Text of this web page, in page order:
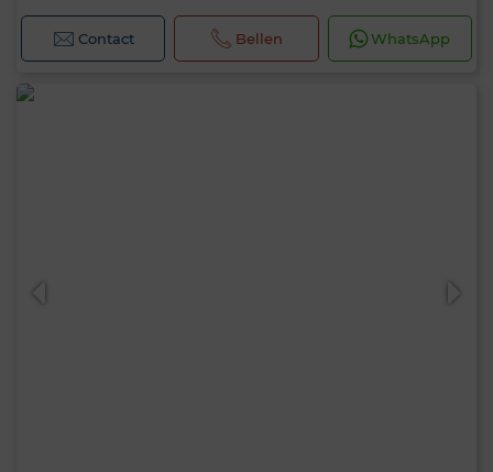
Contact Bellen WhatsApp